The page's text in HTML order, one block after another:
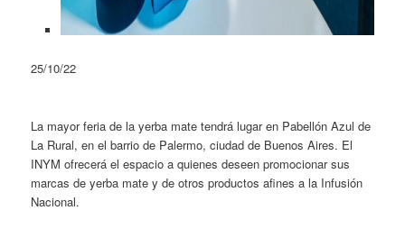
25/10/22
La mayor feria de la yerba mate tendrá lugar en Pabellón Azul de
La Rural, en el barrio de Palermo, ciudad de Buenos Aires. El
INYM ofrecerá el espacio a quienes deseen promocionar sus
marcas de yerba mate y de otros productos afines a la Infusión
Nacional.